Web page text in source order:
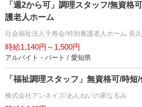
「週2から可」調理スタッフ/無資格
護老人ホーム
社会福祉法人千寿会/特別養護老人ホーム 長
時給1,140円～1,500円
アルバイト・パート / 愛知県
「福祉調理スタッフ」無資格可/時
株式会社アンネイズ/あんねいの家なるみ